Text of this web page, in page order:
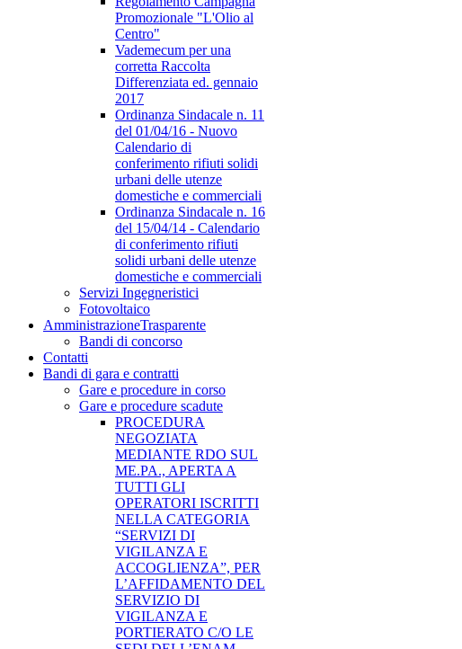
Promozionale "L'Olio al
Centro"
Vademecum per una
corretta Raccolta
Differenziata ed. gennaio
2017
Ordinanza Sindacale n. 11
del 01/04/16 - Nuovo
Calendario di
conferimento rifiuti solidi
urbani delle utenze
domestiche e commerciali
Ordinanza Sindacale n. 16
del 15/04/14 - Calendario
di conferimento rifiuti
solidi urbani delle utenze
domestiche e commerciali
Servizi Ingegneristici
Fotovoltaico
AmministrazioneTrasparente
Bandi di concorso
Contatti
Bandi di gara e contratti
Gare e procedure in corso
Gare e procedure scadute
PROCEDURA
NEGOZIATA
MEDIANTE RDO SUL
ME.PA., APERTA A
TUTTI GLI
OPERATORI ISCRITTI
NELLA CATEGORIA
“SERVIZI DI
VIGILANZA E
ACCOGLIENZA”, PER
L’AFFIDAMENTO DEL
SERVIZIO DI
VIGILANZA E
PORTIERATO C/O LE